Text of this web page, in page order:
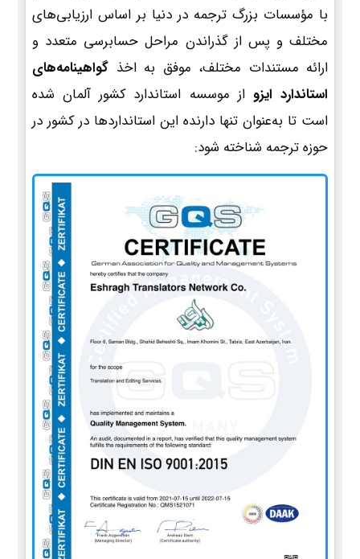
با مؤسسات بزرگ ترجمه در دنیا بر اساس ارزیابی‌های
مختلف و پس از گذراندن مراحل حسابرسی متعدد و
ارائه مستندات مختلف، موفق به اخذ گواهینامه‌های
استاندارد ایزو از موسسه استاندارد کشور آلمان شده
است تا به‌عنوان تنها دارنده این استانداردها در کشور در
حوزه ترجمه شناخته شود: